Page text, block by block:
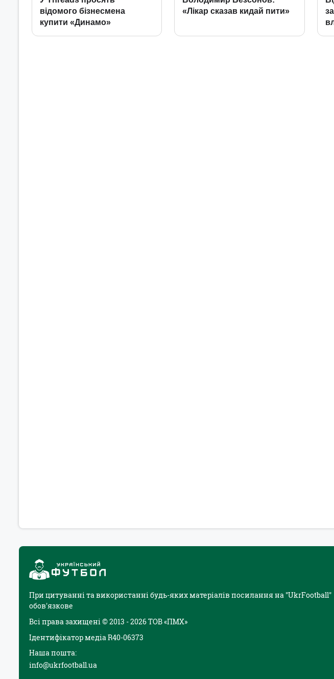
При цитуванні та використанні будь-яких матеріалів посилання на "UkrFootball"
обов'язкове
Всі права захищені © 2013 - 2026 ТОВ «ПМХ»
Ідентифікатор медіа R40-06373
Наша пошта:
info@ukrfootball.ua